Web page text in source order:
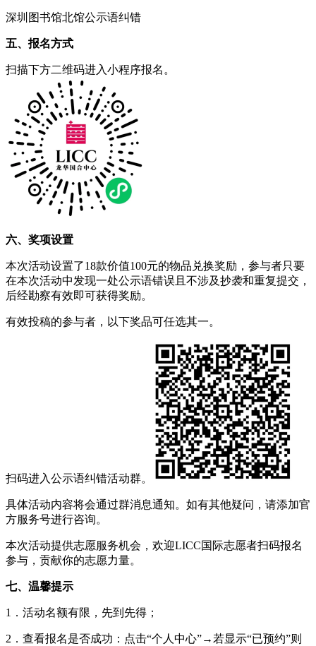
深圳图书馆北馆公示语纠错
五、报名方式
扫描下方二维码进入小程序报名。
六、奖项设置
本次活动设置了18款价值100元的物品兑换奖励，参与者只要
在本次活动中发现一处公示语错误且不涉及抄袭和重复提交，
后经勘察有效即可获得奖励。
有效投稿的参与者，以下奖品可任选其一。
扫码进入公示语纠错活动群。
具体活动内容将会通过群消息通知。如有其他疑问，请添加官
方服务号进行咨询。
本次活动提供志愿服务机会，欢迎LICC国际志愿者扫码报名
参与，贡献你的志愿力量。
七、温馨提示
1．活动名额有限，先到先得；
2．查看报名是否成功：点击“个人中心”️→若显示“已预约”则